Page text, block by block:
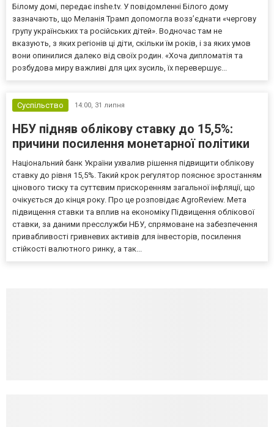
Білому домі, передає inshe.tv. У повідомленні Білого дому
зазначають, що Меланія Трамп допомогла возз’єднати «чергову
групу українських та російських дітей». Водночас там не
вказують, з яких регіонів ці діти, скільки їм років, і за яких умов
вони опинилися далеко від своїх родин. «Хоча дипломатія та
розбудова миру важливі для цих зусиль, їх перевершує...
Суспільство 14:00, 31 липня
НБУ підняв облікову ставку до 15,5%:
причини посилення монетарної політики
Національний банк України ухвалив рішення підвищити облікову
ставку до рівня 15,5%. Такий крок регулятор пояснює зростанням
цінового тиску та суттєвим прискоренням загальної інфляції, що
очікується до кінця року. Про це розповідає AgroReview. Мета
підвищення ставки та вплив на економіку Підвищення облікової
ставки, за даними пресслужби НБУ, спрямоване на забезпечення
привабливості гривневих активів для інвесторів, посилення
стійкості валютного ринку, а так...